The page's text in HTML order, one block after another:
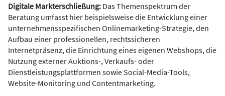
Digitale Markt­erschließung: Das Themenspektrum der
Beratung umfasst hier beispielsweise die Entwicklung einer
unternehmensspezifischen Onlinemarketing-Strategie, den
Aufbau einer professionellen, rechtssicheren
Internetpräsenz, die Einrichtung eines eigenen Webshops, die
Nutzung externer Auktions-, Verkaufs- oder
Dienstleistungsplattformen sowie Social-Media-Tools,
Website-Monitoring und Contentmarketing.